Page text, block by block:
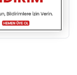
G H I